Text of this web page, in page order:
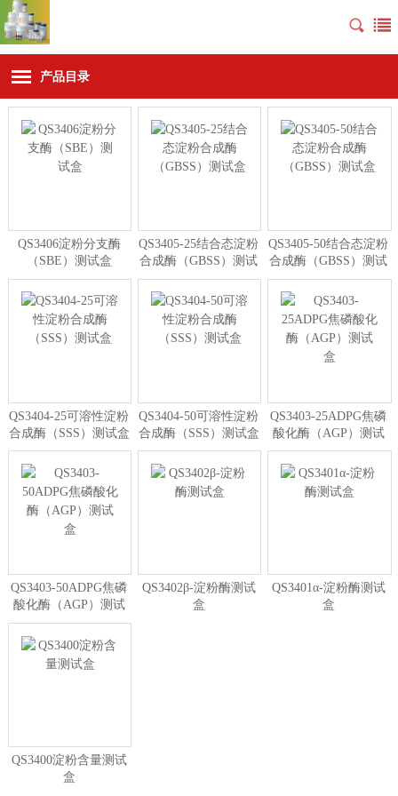
产品目录
QS3406淀粉分支酶
（SBE）测试盒
QS3405-25结合态淀粉
合成酶（GBSS）测试
盒
QS3405-50结合态淀粉
合成酶（GBSS）测试
盒
QS3404-25可溶性淀粉
合成酶（SSS）测试盒
QS3404-50可溶性淀粉
合成酶（SSS）测试盒
QS3403-25ADPG焦磷
酸化酶（AGP）测试
盒
QS3403-50ADPG焦磷
酸化酶（AGP）测试
盒
QS3402β-淀粉酶测试
盒
QS3401α-淀粉酶测试
盒
QS3400淀粉含量测试
盒